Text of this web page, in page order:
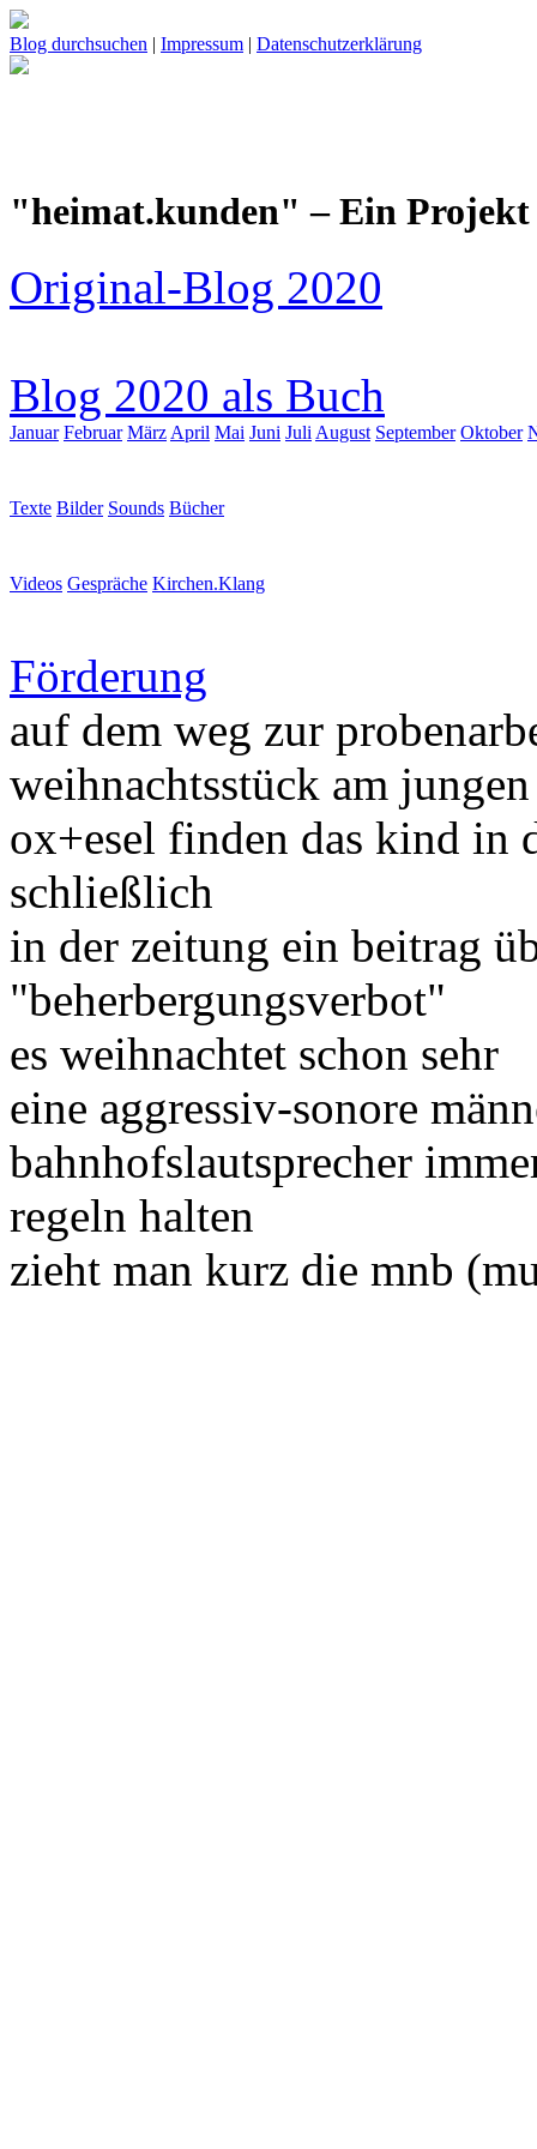
Blog durchsuchen | Impressum | Datenschutzerklärung
"heimat.kunden" – Ein
Original-Blog 2020
Blog 2020 als Buch
Januar Februar März April Mai Juni Juli August September Oktober
Texte Bilder Sounds Bücher
Videos Gespräche Kirchen.Klang
Förderung
auf dem weg zur
weihnachtsstück am
ox+esel finden das kind in
schließlich
in der zeitung ein beitrag
"beherbergungsverbot"
es weihnachtet schon sehr
eine aggressiv-sonore
bahnhofslautsprecher
regeln halten
zieht man kurz die mnb